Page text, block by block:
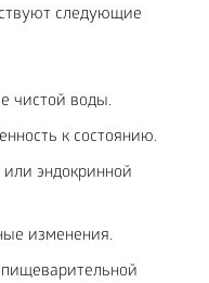
следующие
чистой воды.
к состоянию.
эндокринной
изменения.